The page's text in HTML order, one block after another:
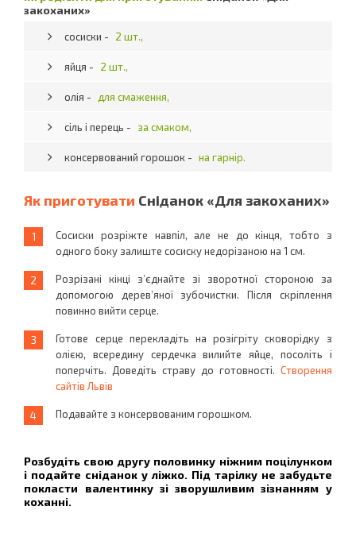
закоханих»
сосиски - 2 шт.,
яйця - 2 шт.,
олія - для смаження,
сіль і перець - за смаком,
консервований горошок - на гарнір.
Як приготувати Сніданок «Для закоханих»
Сосиски розріжте навпіл, але не до кінця, тобто з
одного боку залиште сосиску недорізаною на 1 см.
Розрізані кінці з’єднайте зі зворотної стороною за
допомогою дерев’яної зубочистки. Після скріплення
повинно вийти серце.
Готове серце перекладіть на розігріту сковорідку з
олією, всередину сердечка вилийте яйце, посоліть і
поперчіть. Доведіть страву до готовності. Створення
сайтів Львів
Подавайте з консервованим горошком.
Розбудіть свою другу половинку ніжним поцілунком
і подайте сніданок у ліжко. Під тарілку не забудьте
покласти валентинку зі зворушливим зізнанням у
коханні.